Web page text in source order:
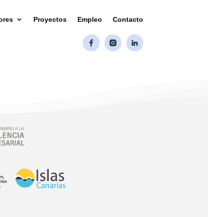
Proyectos Empleo Contacto